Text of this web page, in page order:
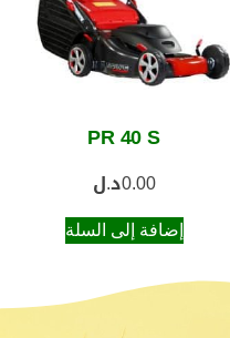
PR 40 S
0.00د.ل
إضافة إلى السلة